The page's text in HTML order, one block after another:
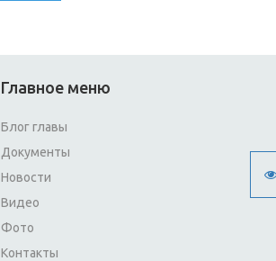
Главное меню
Блог главы
Документы
Новости
Видео
Фото
Контакты